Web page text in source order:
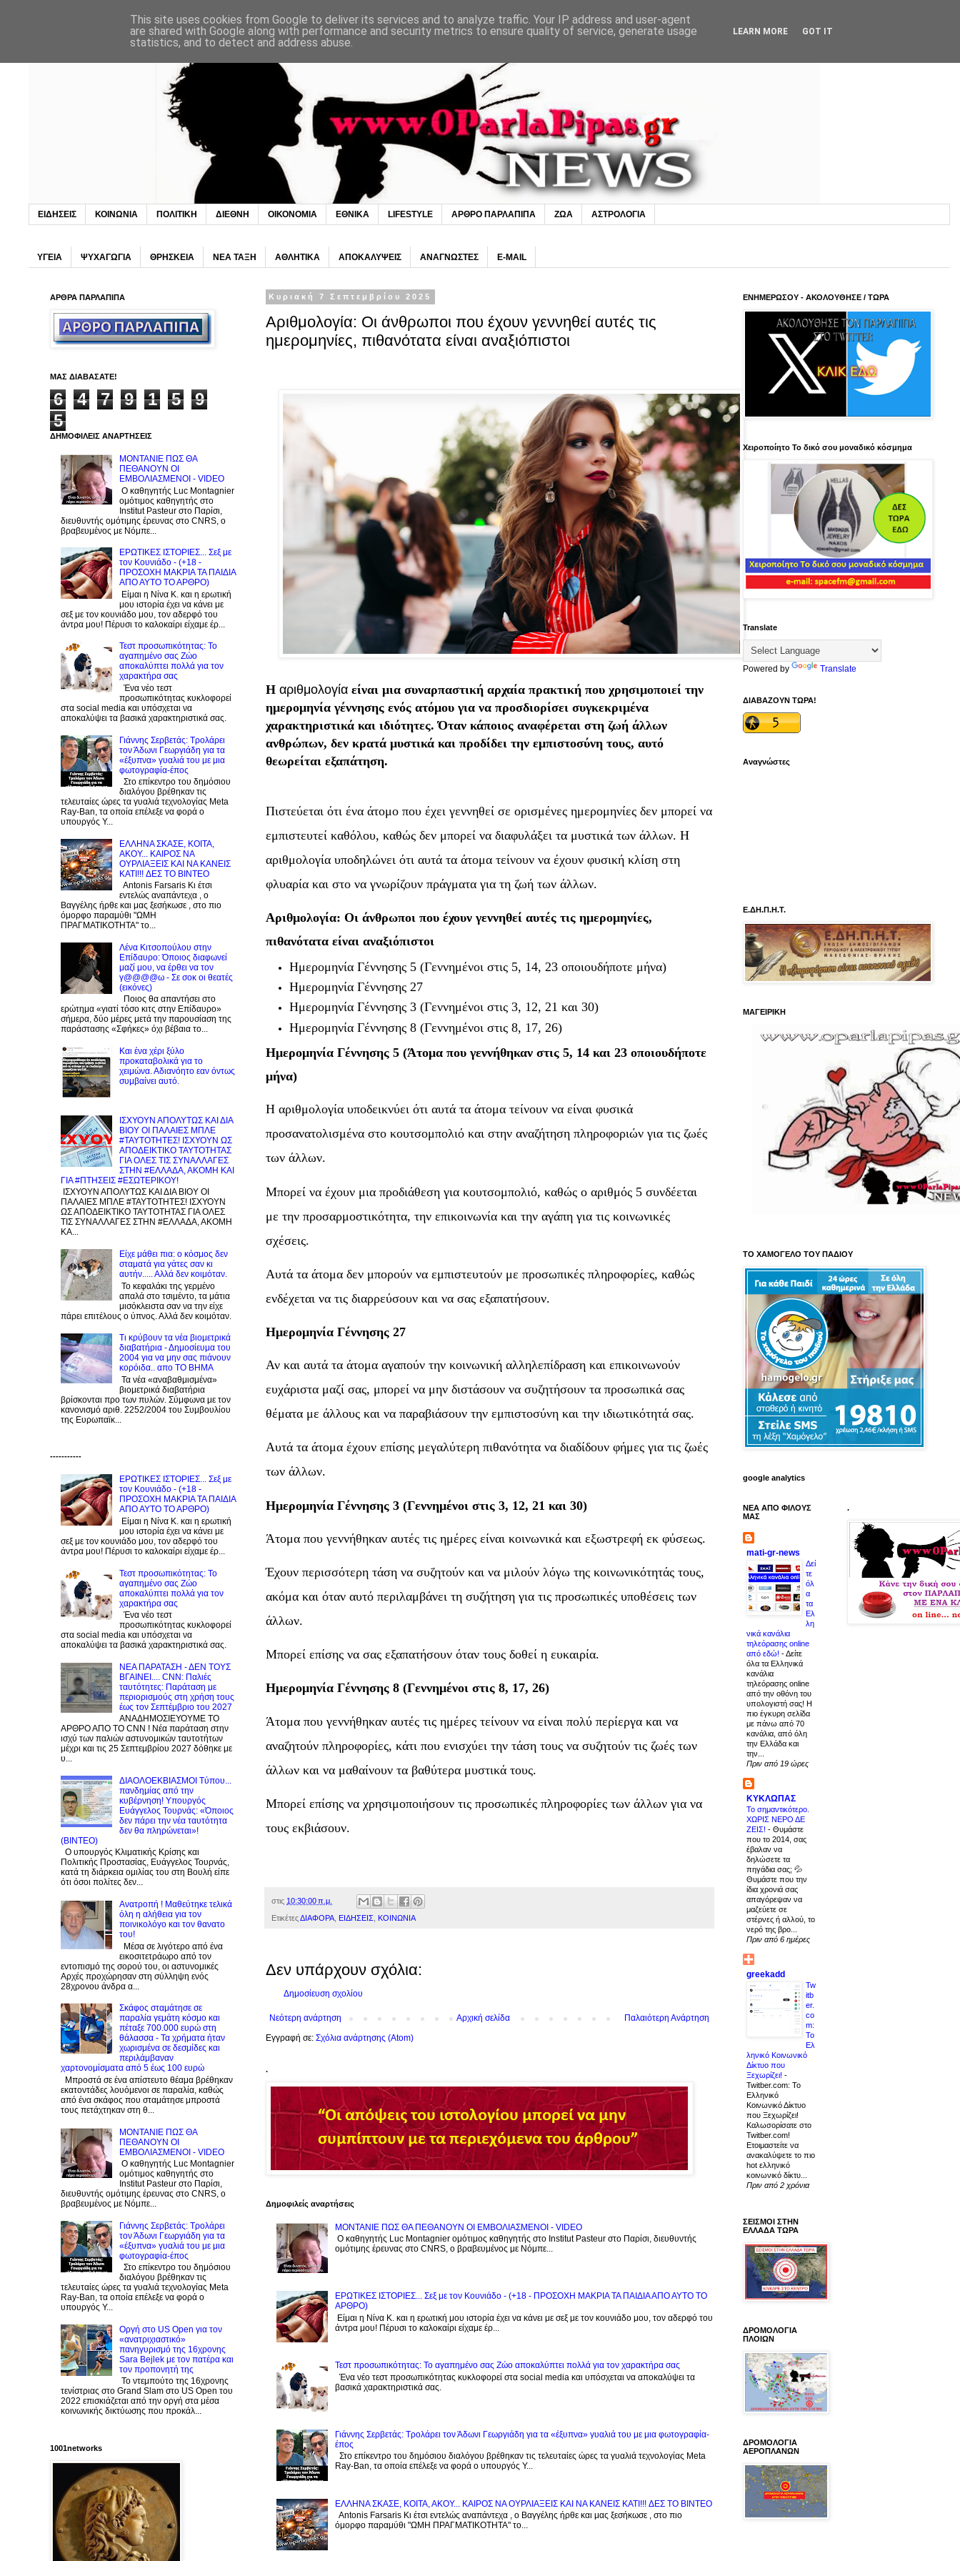
ΕΙΔΗΣΕΙΣ ΚΟΙΝΩΝΙΑ ΠΟΛΙΤΙΚΗ ΔΙΕΘΝΗ ΟΙΚΟΝΟΜΙΑ ΕΘΝΙΚΑ LIFESTYLE ΑΡΘΡΟ ΠΑΡΛΑΠΙΠΑ ΖΩΑ ΑΣΤΡΟΛΟΓΙΑ
ΥΓΕΙΑ ΨΥΧΑΓΩΓΙΑ ΘΡΗΣΚΕΙΑ ΝΕΑ ΤΑΞΗ ΑΘΛΗΤΙΚΑ ΑΠΟΚΑΛΥΨΕΙΣ ΑΝΑΓΝΩΣΤΕΣ E-MAIL
Κυριακή 7 Σεπτεμβρίου 2025
Αριθμολογία: Οι άνθρωποι που έχουν γεννηθεί αυτές τις
ημερομηνίες, πιθανότατα είναι αναξιόπιστοι
Η αριθμολογία είναι μια συναρπαστική αρχαία πρακτική που χρησιμοποιεί την
ημερομηνία γέννησης ενός ατόμου για να προσδιορίσει συγκεκριμένα
χαρακτηριστικά και ιδιότητες. Όταν κάποιος αναφέρεται στη ζωή άλλων
ανθρώπων, δεν κρατά μυστικά και προδίδει την εμπιστοσύνη τους, αυτό
θεωρείται εξαπάτηση.
Πιστεύεται ότι ένα άτομο που έχει γεννηθεί σε ορισμένες ημερομηνίες δεν μπορεί να
εμπιστευτεί καθόλου, καθώς δεν μπορεί να διαφυλάξει τα μυστικά των άλλων. Η
αριθμολογία υποδηλώνει ότι αυτά τα άτομα τείνουν να έχουν φυσική κλίση στη
φλυαρία και στο να γνωρίζουν πράγματα για τη ζωή των άλλων.
Αριθμολογία: Οι άνθρωποι που έχουν γεννηθεί αυτές τις ημερομηνίες,
πιθανότατα είναι αναξιόπιστοι
Ημερομηνία Γέννησης 5 (Γεννημένοι στις 5, 14, 23 οποιουδήποτε μήνα)
Ημερομηνία Γέννησης 27
Ημερομηνία Γέννησης 3 (Γεννημένοι στις 3, 12, 21 και 30)
Ημερομηνία Γέννησης 8 (Γεννημένοι στις 8, 17, 26)
Ημερομηνία Γέννησης 5 (Άτομα που γεννήθηκαν στις 5, 14 και 23 οποιουδήποτε
μήνα)
Η αριθμολογία υποδεικνύει ότι αυτά τα άτομα τείνουν να είναι φυσικά
προσανατολισμένα στο κουτσομπολιό και στην αναζήτηση πληροφοριών για τις ζωές
των άλλων.
Μπορεί να έχουν μια προδιάθεση για κουτσομπολιό, καθώς ο αριθμός 5 συνδέεται
με την προσαρμοστικότητα, την επικοινωνία και την αγάπη για τις κοινωνικές
σχέσεις.
Αυτά τα άτομα δεν μπορούν να εμπιστευτούν με προσωπικές πληροφορίες, καθώς
ενδέχεται να τις διαρρεύσουν και να σας εξαπατήσουν.
Ημερομηνία Γέννησης 27
Αν και αυτά τα άτομα αγαπούν την κοινωνική αλληλεπίδραση και επικοινωνούν
ευχάριστα μαζί σας, μπορεί να μην διστάσουν να συζητήσουν τα προσωπικά σας
θέματα με άλλους και να παραβιάσουν την εμπιστοσύνη και την ιδιωτικότητά σας.
Αυτά τα άτομα έχουν επίσης μεγαλύτερη πιθανότητα να διαδίδουν φήμες για τις ζωές
των άλλων.
Ημερομηνία Γέννησης 3 (Γεννημένοι στις 3, 12, 21 και 30)
Άτομα που γεννήθηκαν αυτές τις ημέρες είναι κοινωνικά και εξωστρεφή εκ φύσεως.
Έχουν περισσότερη τάση να συζητούν και να μιλούν λόγω της κοινωνικότητάς τους,
ακόμα και όταν αυτό περιλαμβάνει τη συζήτηση για τις προσωπικές υποθέσεις των
άλλων.
Μπορεί επίσης να σας εξαπατήσουν όταν τους δοθεί η ευκαιρία.
Ημερομηνία Γέννησης 8 (Γεννημένοι στις 8, 17, 26)
Άτομα που γεννήθηκαν αυτές τις ημέρες τείνουν να είναι πολύ περίεργα και να
αναζητούν πληροφορίες, κάτι που ενισχύει την τάση τους να συζητούν τις ζωές των
άλλων και να μαθαίνουν τα βαθύτερα μυστικά τους.
Μπορεί επίσης να χρησιμοποιήσουν τις προσωπικές πληροφορίες των άλλων για να
τους εκβιάσουν.
στις 10:30:00 π.μ.
ΕτικέτεςΔΙΑΦΟΡΑ ΕΙΔΗΣΕΙΣ ΚΟΙΝΩΝΙΑ
Δεν υπάρχουν σχόλια:
Δημοσίευση σχολίου
Νεότερη ανάρτηση Παλαιότερη Ανάρτηση
Αρχική σελίδα
Εγγραφή σε: Σχόλια ανάρτησης (Atom)
.
Δημοφιλείς αναρτήσεις
ΜΟΝΤΑΝΙΕ ΠΩΣ ΘΑ ΠΕΘΑΝΟΥΝ ΟΙ ΕΜΒΟΛΙΑΣΜΕΝΟΙ - VIDEO
Ο καθηγητής Luc Montagnier ομότιμος καθηγητής στο Institut Pasteur στο Παρίσι, διευθυντής
ομότιμης έρευνας στο CNRS, o βραβευμένος με Νόμπε...
ΕΡΩΤΙΚΕΣ ΙΣΤΟΡΙΕΣ... Σεξ με τον Kουνιάδο - (+18 - ΠΡΟΣΟΧΗ ΜΑΚΡΙΑ ΤΑ ΠΑΙΔΙΑ ΑΠΟ ΑΥΤΟ ΤΟ
ΑΡΘΡΟ)
Είμαι η Νίνα Κ. και η ερωτική μου ιστορία έχει να κάνει με σεξ με τον κουνιάδο μου, τον αδερφό του
άντρα μου! Πέρυσι το καλοκαίρι είχαμε έρ...
Τεστ προσωπικότητας: Το αγαπημένο σας Zώο αποκαλύπτει πολλά για τον χαρακτήρα σας
Ένα νέο τεστ προσωπικότητας κυκλοφορεί στα social media και υπόσχεται να αποκαλύψει τα
βασικά χαρακτηριστικά σας.
Γιάννης Σερβετάς: Τρολάρει τον Άδωνι Γεωργιάδη για τα «έξυπνα» γυαλιά του με μια φωτογραφία-
έπος
Στο επίκεντρο του δημόσιου διαλόγου βρέθηκαν τις τελευταίες ώρες τα γυαλιά τεχνολογίας Meta
Ray-Ban, τα οποία επέλεξε να φορά ο υπουργός Υ...
EΛΛΗΝΑ ΣΚΑΣΕ, ΚΟΙΤΑ, ΑΚΟΥ... ΚΑΙΡΟΣ ΝΑ ΟΥΡΛIAΞΕΙΣ ΚΑΙ ΝΑ ΚΑΝΕΙΣ KATI!!! ΔΕΣ TO BINTEO
Antonis Farsaris Κι έτσι εντελώς αναπάντεχα , ο Βαγγέλης ήρθε και μας ξεσήκωσε , στο πιο
όμορφο παραμύθι "ΩΜΗ ΠΡΑΓΜΑΤΙΚΟΤΗΤΑ" το...
ΑΡΘΡΑ ΠΑΡΛΑΠΙΠΑ
ΜΑΣ ΔΙΑΒΑΣΑΤΕ!
6 4 7 9 1 5
9
5
ΔΗΜΟΦΙΛΕΙΣ ΑΝΑΡΤΗΣΕΙΣ
ΜΟΝΤΑΝΙΕ ΠΩΣ ΘΑ
ΠΕΘΑΝΟΥΝ ΟΙ
ΕΜΒΟΛΙΑΣΜΕΝΟΙ - VIDEO
Ο καθηγητής Luc Montagnier
ομότιμος καθηγητής στο
Institut Pasteur στο Παρίσι,
διευθυντής ομότιμης έρευνας στο CNRS, o
βραβευμένος με Νόμπε...
ΕΡΩΤΙΚΕΣ ΙΣΤΟΡΙΕΣ... Σεξ με
τον Kουνιάδο - (+18 -
ΠΡΟΣΟΧΗ ΜΑΚΡΙΑ ΤΑ ΠΑΙΔΙΑ
ΑΠΟ ΑΥΤΟ ΤΟ ΑΡΘΡΟ)
Είμαι η Νίνα Κ. και η ερωτική
μου ιστορία έχει να κάνει με
σεξ με τον κουνιάδο μου, τον αδερφό του
άντρα μου! Πέρυσι το καλοκαίρι είχαμε έρ...
Τεστ προσωπικότητας: Το
αγαπημένο σας Zώο
αποκαλύπτει πολλά για τον
χαρακτήρα σας
Ένα νέο τεστ
προσωπικότητας κυκλοφορεί
στα social media και υπόσχεται να
αποκαλύψει τα βασικά χαρακτηριστικά σας.
Γιάννης Σερβετάς: Τρολάρει
τον Άδωνι Γεωργιάδη για τα
«έξυπνα» γυαλιά του με μια
φωτογραφία-έπος
Στο επίκεντρο του δημόσιου
διαλόγου βρέθηκαν τις
τελευταίες ώρες τα γυαλιά τεχνολογίας Meta
Ray-Ban, τα οποία επέλεξε να φορά ο
υπουργός Υ...
EΛΛΗΝΑ ΣΚΑΣΕ, ΚΟΙΤΑ,
ΑΚΟΥ... ΚΑΙΡΟΣ ΝΑ
ΟΥΡΛIAΞΕΙΣ ΚΑΙ ΝΑ ΚΑΝΕΙΣ
KATI!!! ΔΕΣ TO BINTEO
Antonis Farsaris Κι έτσι
εντελώς αναπάντεχα , ο
Βαγγέλης ήρθε και μας ξεσήκωσε , στο πιο
όμορφο παραμύθι "ΩΜΗ
ΠΡΑΓΜΑΤΙΚΟΤΗΤΑ" το...
Λένα Κιτσοπούλου στην
Επίδαυρο: Όποιος διαφωνεί
μαζί μου, να έρθει να τον
γ@@@@ω - Σε σοκ οι θεατές
(εικόνες)
Ποιος θα απαντήσει στο
ερώτημα «γιατί τόσο κιτς στην Επίδαυρο»
σήμερα, δύο μέρες μετά την παρουσίαση της
παράστασης «Σφήκες» όχι βέβαια το...
Και ένα χέρι ξύλο
προκαταβολικά για το
χειμώνα. Αδιανόητο εαν όντως
συμβαίνει αυτό.
ΙΣΧΥΟΥΝ ΑΠΟΛΥΤΩΣ ΚΑΙ ΔΙΑ
ΒΙΟΥ ΟΙ ΠΑΛΑΙΕΣ ΜΠΛΕ
#ΤΑΥΤΟΤΗΤΕΣ! ΙΣΧΥΟΥΝ ΩΣ
ΑΠΟΔΕΙΚΤΙΚΟ ΤΑΥΤΟΤΗΤΑΣ
ΓΙΑ ΟΛΕΣ ΤΙΣ ΣΥΝΑΛΛΑΓΕΣ
ΣΤΗΝ #ΕΛΛΑΔΑ, ΑΚΟΜΗ ΚΑΙ
ΓΙΑ #ΠΤΗΣΕΙΣ #ΕΣΩΤΕΡΙΚΟΥ!
ΙΣΧΥΟΥΝ ΑΠΟΛΥΤΩΣ ΚΑΙ ΔΙΑ ΒΙΟΥ ΟΙ
ΠΑΛΑΙΕΣ ΜΠΛΕ #ΤΑΥΤΟΤΗΤΕΣ! ΙΣΧΥΟΥΝ
ΩΣ ΑΠΟΔΕΙΚΤΙΚΟ ΤΑΥΤΟΤΗΤΑΣ ΓΙΑ ΟΛΕΣ
ΤΙΣ ΣΥΝΑΛΛΑΓΕΣ ΣΤΗΝ #ΕΛΛΑΔΑ, ΑΚΟΜΗ
ΚΑ...
Είχε μάθει πια: ο κόσμος δεν
σταματά για γάτες σαν κι
αυτήν..... Αλλά δεν κοιμόταν.
Το κεφαλάκι της γερμένο
απαλά στο τσιμέντο, τα μάτια
μισόκλειστα σαν να την είχε
πάρει επιτέλους ο ύπνος. Αλλά δεν κοιμόταν.
Τι κρύβουν τα νέα βιομετρικά
διαβατήρια - Δημοσίευμα του
2004 για να μην σας πιάνουν
κορόιδα.. απο ΤΟ ΒΗΜΑ
Τα νέα «αναβαθμισμένα»
βιομετρικά διαβατήρια
βρίσκονται προ των πυλών. Σύμφωνα με τον
κανονισμό αριθ. 2252/2004 του Συμβουλίου
της Ευρωπαϊκ...
-----------
ΕΡΩΤΙΚΕΣ ΙΣΤΟΡΙΕΣ... Σεξ με
τον Kουνιάδο - (+18 -
ΠΡΟΣΟΧΗ ΜΑΚΡΙΑ ΤΑ ΠΑΙΔΙΑ
ΑΠΟ ΑΥΤΟ ΤΟ ΑΡΘΡΟ)
Είμαι η Νίνα Κ. και η ερωτική
μου ιστορία έχει να κάνει με
σεξ με τον κουνιάδο μου, τον αδερφό του
άντρα μου! Πέρυσι το καλοκαίρι είχαμε έρ...
Τεστ προσωπικότητας: Το
αγαπημένο σας Zώο
αποκαλύπτει πολλά για τον
χαρακτήρα σας
Ένα νέο τεστ
προσωπικότητας κυκλοφορεί
στα social media και υπόσχεται να
αποκαλύψει τα βασικά χαρακτηριστικά σας.
NEA ΠΑΡΑΤΑΣΗ - ΔΕΝ ΤΟΥΣ
ΒΓΑΙΝΕΙ.... CNN: Παλιές
ταυτότητες: Παράταση με
περιορισμούς στη χρήση τους
έως τον Σεπτέμβριο του 2027
ΑΝΑΔΗΜΟΣΙΕΥΟΥΜΕ ΤΟ
ΑΡΘΡΟ ΑΠΟ ΤΟ CNN ! Νέα παράταση στην
ισχύ των παλιών αστυνομικών ταυτοτήτων
μέχρι και τις 25 Σεπτεμβρίου 2027 δόθηκε με
υ...
ΔΙΑΟΛΟΕΚΒΙΑΣΜΟΙ Tύπου...
πανδημίας από την
κυβέρνηση! Υπουργός
Ευάγγελος Τουρνάς: «Όποιος
δεν πάρει την νέα ταυτότητα
δεν θα πληρώνεται»!
(BINTEO)
Ο υπουργός Κλιματικής Κρίσης και
Πολιτικής Προστασίας, Ευάγγελος Τουρνάς,
κατά τη διάρκεια ομιλίας του στη Βουλή είπε
ότι όσοι πολίτες δεν...
Ανατροπή ! Mαθεύτηκε τελικά
όλη η αλήθεια για τον
ποινικολόγο και τον θανατο
του!
Μέσα σε λιγότερο από ένα
εικοσιτετράωρο από τον
εντοπισμό της σορού του, οι αστυνομικές
Αρχές προχώρησαν στη σύλληψη ενός
28χρονου άνδρα α...
Σκάφος σταμάτησε σε
παραλία γεμάτη κόσμο και
πέταξε 700.000 ευρώ στη
θάλασσα - Τα χρήματα ήταν
χωρισμένα σε δεσμίδες και
περιλάμβαναν
χαρτονομίσματα από 5 έως 100 ευρώ
Μπροστά σε ένα απίστευτο θέαμα βρέθηκαν
εκατοντάδες λουόμενοι σε παραλία, καθώς
από ένα σκάφος που σταμάτησε μπροστά
τους πετάχτηκαν στη θ...
ΜΟΝΤΑΝΙΕ ΠΩΣ ΘΑ
ΠΕΘΑΝΟΥΝ ΟΙ
ΕΜΒΟΛΙΑΣΜΕΝΟΙ - VIDEO
Ο καθηγητής Luc Montagnier
ομότιμος καθηγητής στο
Institut Pasteur στο Παρίσι,
διευθυντής ομότιμης έρευνας στο CNRS, o
βραβευμένος με Νόμπε...
Γιάννης Σερβετάς: Τρολάρει
τον Άδωνι Γεωργιάδη για τα
«έξυπνα» γυαλιά του με μια
φωτογραφία-έπος
Στο επίκεντρο του δημόσιου
διαλόγου βρέθηκαν τις
τελευταίες ώρες τα γυαλιά τεχνολογίας Meta
Ray-Ban, τα οποία επέλεξε να φορά ο
υπουργός Υ...
Οργή στο US Open για τον
«ανατριχιαστικό»
πανηγυρισμό της 16χρονης
Sara Bejlek με τον πατέρα και
τον προπονητή της
Το ντεμπούτο της 16χρονης
τενίστριας στο Grand Slam στο US Open του
2022 επισκιάζεται από την οργή στα μέσα
κοινωνικής δικτύωσης που προκάλ...
1001networks
ΕΝΗΜΕΡΩΣΟΥ - ΑΚΟΛΟΥΘΗΣΕ / ΤΩΡΑ
Χειροποίητο Το δικό σου μοναδικό κόσμημα
Translate
Powered by Translate
ΔΙΑΒΑΖΟΥΝ ΤΩΡΑ!
Αναγνώστες
Ε.ΔΗ.Π.Η.Τ.
ΜΑΓΕΙΡΙΚΗ
ΤΟ ΧΑΜΟΓΕΛΟ ΤΟΥ ΠΑΔΙΟΥ
google analytics
ΝΕΑ ΑΠΟ ΦΙΛΟΥΣ
ΜΑΣ
mati-gr-news
Δεί
τε
όλ
α
τα
Ελ
λη
νικά κανάλια
τηλεόρασης online
από εδώ! -Δείτε
όλα τα Ελληνικά
κανάλια
τηλεόρασης online
από την οθόνη του
υπολογιστή σας! Η
πιο έγκυρη σελίδα
με πάνω από 70
κανάλια, από όλη
την Ελλάδα και
την...
Πριν από 19 ώρες
ΚΥΚΛΩΠΑΣ
Το σημαντικότερο.
ΧΩΡΙΣ ΝΕΡΟ ΔΕ
ΖΕΙΣ! - Θυμάστε
που το 2014, σας
έβαλαν να
δηλώσετε τα
πηγάδια σας; 💦
Θυμάστε που την
ίδια χρονιά σας
απαγόρεψαν να
μαζεύετε σε
στέρνες ή αλλού, το
νερό της βρο...
Πριν από 6 ημέρες
greekadd
Tw
itb
er.
co
m:
Το
Ελ
ληνικό Κοινωνικό
Δίκτυο που
Ξεχωρίζει! -
Twitber.com: Το
Ελληνικό
Κοινωνικό Δίκτυο
που Ξεχωρίζει!
Καλωσορίσατε στο
Twitber.com!
Ετοιμαστείτε να
ανακαλύψετε το πιο
hot ελληνικό
κοινωνικό δίκτυ...
Πριν από 2 χρόνια
ΣΕΙΣΜΟΙ ΣΤΗΝ
ΕΛΛΑΔΑ ΤΩΡΑ
ΔΡΟΜΟΛΟΓΙΑ
ΠΛΟΙΩΝ
ΔΡΟΜΟΛΟΓΙΑ
ΑΕΡΟΠΛΑΝΩΝ
.
This site uses cookies from Google to deliver its services and to analyze traffic. Your IP address and user-agent
are shared with Google along with performance and security metrics to ensure quality of service, generate usage
statistics, and to detect and address abuse.
LEARN MORE GOT IT